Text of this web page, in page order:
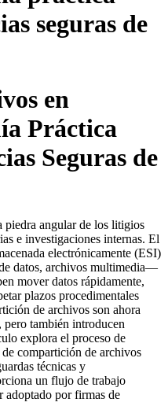
seguras de
en
Práctica
Seguras de
piedra angular de los litigios
e investigaciones internas. El
electrónicamente (ESI)
datos, archivos multimedia—
mover datos rápidamente,
plazos procedimentales
de archivos son ahora
pero también introducen
explora el proceso de
compartición de archivos
técnicas y
un flujo de trabajo
adoptado por firmas de